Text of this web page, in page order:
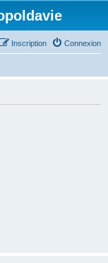
Connexion
Inscription